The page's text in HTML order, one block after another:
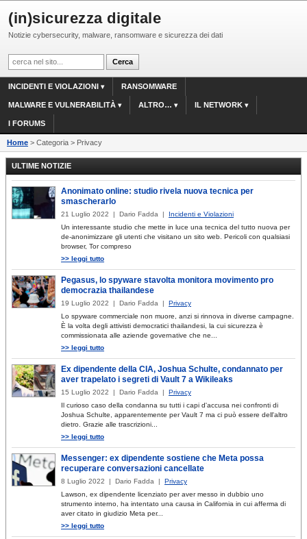
(in)sicurezza digitale
Notizie cybersecurity, malware, ransomware e sicurezza dei dati
INCIDENTI E VIOLAZIONI RANSOMWARE
MALWARE E VULNERABILITÀ ALTRO… IL NETWORK
I FORUMS
Home > Categoria > Privacy
ULTIME NOTIZIE
Anonimato online: studio rivela nuova tecnica per
smascherarlo
21 Luglio 2022 | Dario Fadda | Incidenti e Violazioni
Un interessante studio che mette in luce una tecnica del tutto nuova per
de-anonimizzare gli utenti che visitano un sito web. Pericoli con qualsiasi
browser, Tor compreso
>> leggi tutto
Pegasus, lo spyware stavolta monitora movimento pro
democrazia thailandese
19 Luglio 2022 | Dario Fadda | Privacy
Lo spyware commerciale non muore, anzi si rinnova in diverse campagne.
È la volta degli attivisti democratici thailandesi, la cui sicurezza è
commissionata alle aziende governative che ne...
>> leggi tutto
Ex dipendente della CIA, Joshua Schulte, condannato per
aver trapelato i segreti di Vault 7 a Wikileaks
15 Luglio 2022 | Dario Fadda | Privacy
Il curioso caso della condanna su tutti i capi d'accusa nei confronti di
Joshua Schulte, apparentemente per Vault 7 ma ci può essere dell'altro
dietro. Grazie alle trascrizioni...
>> leggi tutto
Messenger: ex dipendente sostiene che Meta possa
recuperare conversazioni cancellate
8 Luglio 2022 | Dario Fadda | Privacy
Lawson, ex dipendente licenziato per aver messo in dubbio uno
strumento interno, ha intentato una causa in California in cui afferma di
aver citato in giudizio Meta per...
>> leggi tutto